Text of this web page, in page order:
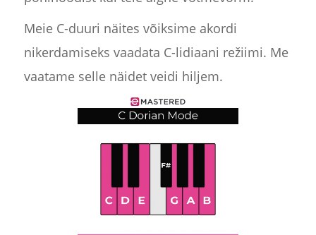
Meie C-duuri näites võiksime akordi
nikerdamiseks vaadata C-lidiaani režiimi. Me
vaatame selle näidet veidi hiljem.